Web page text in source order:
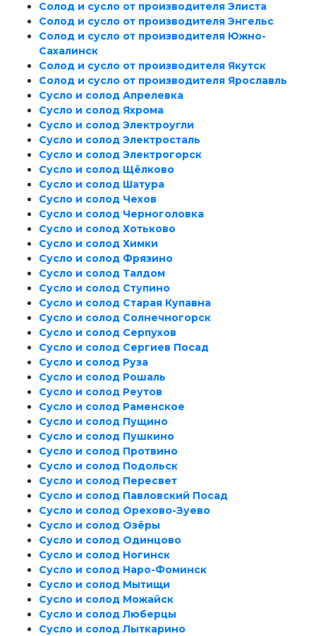
Солод и сусло от производителя Элиста
Солод и сусло от производителя Энгельс
Солод и сусло от производителя Южно-
Сахалинск
Солод и сусло от производителя Якутск
Солод и сусло от производителя Ярославль
Сусло и солод Апрелевка
Сусло и солод Яхрома
Сусло и солод Электроугли
Сусло и солод Электросталь
Сусло и солод Электрогорск
Сусло и солод Щёлково
Сусло и солод Шатура
Сусло и солод Чехов
Сусло и солод Черноголовка
Сусло и солод Хотьково
Сусло и солод Химки
Сусло и солод Фрязино
Сусло и солод Талдом
Сусло и солод Ступино
Сусло и солод Старая Купавна
Сусло и солод Солнечногорск
Сусло и солод Серпухов
Сусло и солод Сергиев Посад
Сусло и солод Руза
Сусло и солод Рошаль
Сусло и солод Реутов
Сусло и солод Раменское
Сусло и солод Пущино
Сусло и солод Пушкино
Сусло и солод Протвино
Сусло и солод Подольск
Сусло и солод Пересвет
Сусло и солод Павловский Посад
Сусло и солод Орехово-Зуево
Сусло и солод Озёры
Сусло и солод Одинцово
Сусло и солод Ногинск
Сусло и солод Наро-Фоминск
Сусло и солод Мытищи
Сусло и солод Можайск
Сусло и солод Люберцы
Сусло и солод Лыткарино